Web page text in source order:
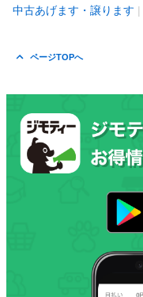
中古あげます・譲ります
ページTOPへ